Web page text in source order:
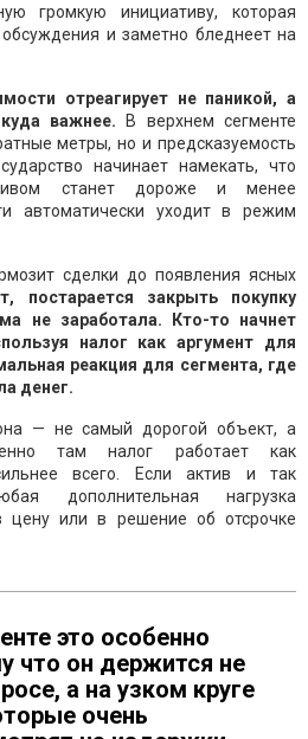
громкую инициативу, которая
и заметно бледнеет на
отреагирует не паникой, а
важнее. В верхнем сегменте
метры, но и предсказуемость
начинает намекать, что
станет дороже и менее
автоматически уходит в режим
сделки до появления ясных
постарается закрыть покупку
не заработала. Кто-то начнет
налог как аргумент для
реакция для сегмента, где
денег.
— не самый дорогой объект, а
там налог работает как
всего. Если актив и так
дополнительная нагрузка
цену или в решение об отсрочке
это особенно
что он держится не
а на узком круге
очень